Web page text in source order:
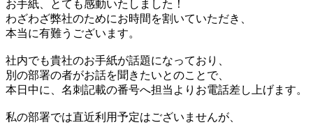
お手紙、とても感動いたしました！
わざわざ弊社のためにお時間を割いていただき、
本当に有難うございます。
社内でも貴社のお手紙が話題になっており、
別の部署の者がお話を聞きたいとのことで、
本日中に、名刺記載の番号へ担当よりお電話差し上げます。
私の部署では直近利用予定はございませんが、